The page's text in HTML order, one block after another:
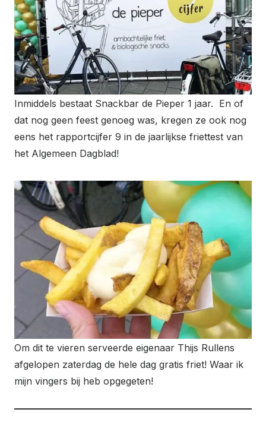
Inmiddels bestaat Snackbar de Pieper 1 jaar. En of
dat nog geen feest genoeg was, kregen ze ook nog
eens het rapportcijfer 9 in de jaarlijkse friettest van
het Algemeen Dagblad!
Om dit te vieren serveerde eigenaar Thijs Rullens
afgelopen zaterdag de hele dag gratis friet! Waar ik
mijn vingers bij heb opgegeten!